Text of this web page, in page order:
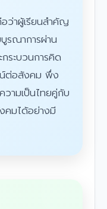
าผู้เรียนสำคัญ
รณาการผ่าน
ระบวนการคิด
น์ต่อสังคม พึ่ง
ามเป็นไทยคู่กับ
คมได้อย่างมี